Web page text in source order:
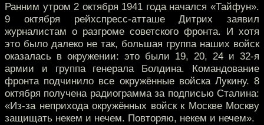
Ранним утром 2 октября 1941 года начался «Тайфун».
9 октября рейхспресс-атташе Дитрих заявил
журналистам о разгроме советского фронта. И хотя
это было далеко не так, большая группа наших войск
оказалась в окружении: это были 19, 20, 24 и 32-я
армии и группа генерала Болдина. Командование
фронта подчинило все окружённые войска Лукину. 8
октября получена радиограмма за подписью Сталина:
«Из-за неприхода окружённых войск к Москве Москву
защищать некем и нечем. Повторяю, некем и нечем».